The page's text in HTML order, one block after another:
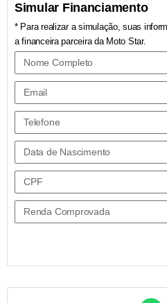
Simular Financiamento
* Para realizar a simulação, suas
a financeira parceira da Moto Star.